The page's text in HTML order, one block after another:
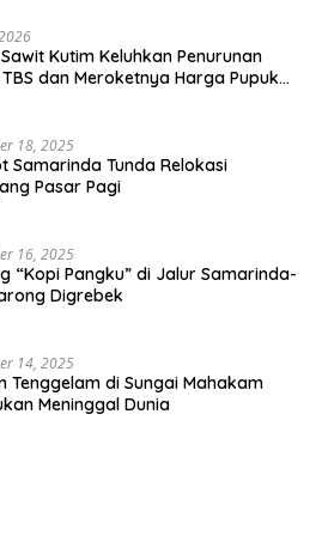
Kutim Keluhkan Penurunan
dan Meroketnya Harga Pupuk
18, 2025
Samarinda Tunda Relokasi
Pasar Pagi
16, 2025
“Kopi Pangku” di Jalur Samarinda-
Digrebek
14, 2025
Tenggelam di Sungai Mahakam
Meninggal Dunia